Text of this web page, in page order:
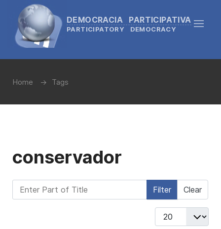
DEMOCRACIA PARTICIPATIVA
PARTICIPATORY DEMOCRACY
Home Tags
conservador
Enter Part of Title Filter Clear
Display #